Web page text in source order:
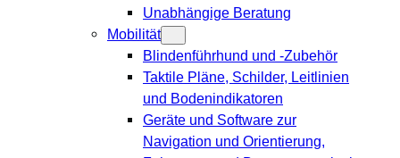
Unabhängige Beratung
Mobilität
Blindenführhund und -Zubehör
Taktile Pläne, Schilder, Leitlinien
und Bodenindikatoren
Geräte und Software zur
Navigation und Orientierung,